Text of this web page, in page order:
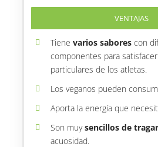
VENTAJAS
Tiene varios saborescon
componentes para
particulares de los atletas.
Los veganos pueden
Aporta la energía que
Son muysencillos de tragar
acuosidad.